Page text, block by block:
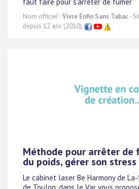
Nom officiel :Vivre Enfin Sans Tabac-
depuis 12 ans (2010).
Méthode pour arrêter de
du poids, gérer son stress
Le cabinet laser Be Harmony de